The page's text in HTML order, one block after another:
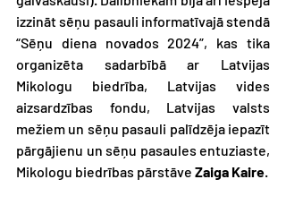
izzināt sēņu pasauli informatīvajā stendā
“Sēņu diena novados 2024”
organizēta sadarbībā ar Latvijas
Mikologu biedrība, Latvijas vides
aizsardzības fondu, Latvijas valsts
mežiem un sēņu pasauli palīdzēja iepazīt
pārgājienu un sēņu pasaules entuziaste,
Mikologu biedrības pārstāve Zaiga Kaire.